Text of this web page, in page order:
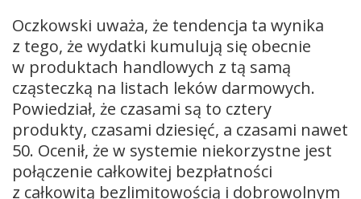
Oczkowski uważa, że tendencja ta wynika
z tego, że wydatki kumulują się obecnie
w produktach handlowych z tą samą
cząsteczką na listach leków darmowych.
Powiedział, że czasami są to cztery
produkty, czasami dziesięć, a czasami nawet
50. Ocenił, że w systemie niekorzystne jest
połączenie całkowitej bezpłatności
z całkowitą bezlimitowością i dobrowolnym